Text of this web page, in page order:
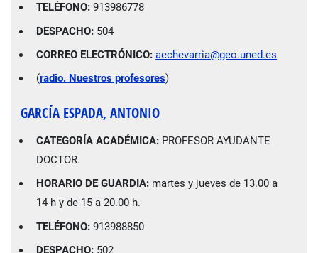
TELÉFONO: 913986778
DESPACHO: 504
CORREO ELECTRÓNICO:aechevarria@geo.uned.es
(radio. Nuestros profesores)
GARCÍA ESPADA, ANTONIO
CATEGORÍA ACADÉMICA: PROFESOR AYUDANTE
DOCTOR.
HORARIO DE GUARDIA: martes y jueves de 13.00 a
14 h y de 15 a 20.00 h.
TELÉFONO: 913988850
DESPACHO: 502